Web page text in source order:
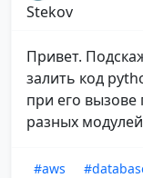
Stekov
Привет.
залить код
при его
разных
#aws